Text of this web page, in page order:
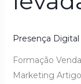
Presença Digital
Formação
Marketing